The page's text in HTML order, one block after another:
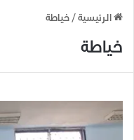
الرئيسية / خياطة
خياطة